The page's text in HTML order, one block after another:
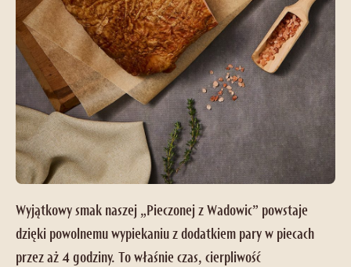
Wyjątkowy smak naszej „Pieczonej z Wadowic” powstaje
dzięki powolnemu wypiekaniu z dodatkiem pary w piecach
przez aż 4 godziny. To właśnie czas, cierpliwość